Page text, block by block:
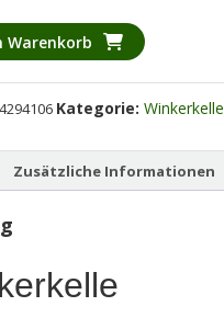
Warenkorb
Kategorie: Winkerkelle
Zusätzliche Informationen